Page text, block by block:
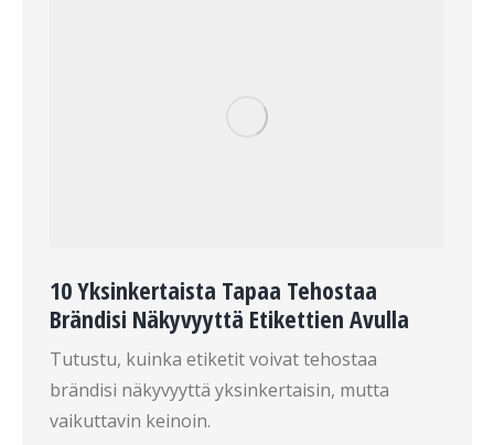
10 Yksinkertaista Tapaa Tehostaa
Brändisi Näkyvyyttä Etikettien Avulla
Tutustu, kuinka etiketit voivat tehostaa
brändisi näkyvyyttä yksinkertaisin, mutta
vaikuttavin keinoin.